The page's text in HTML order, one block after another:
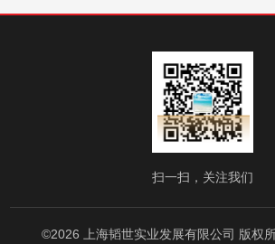
扫一扫，关注我们
©2026 上海韬世实业发展有限公司 版权